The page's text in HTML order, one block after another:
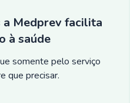
a Medprev facilita
à saúde
somente pelo serviço
que precisar.